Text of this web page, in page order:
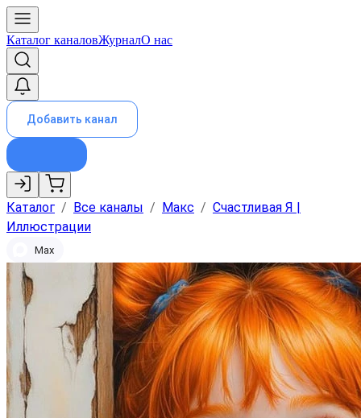
Каталог каналовЖурналО нас
Добавить канал
Каталог / Все каналы / Макс / Счастливая Я |
Иллюстрации
Max